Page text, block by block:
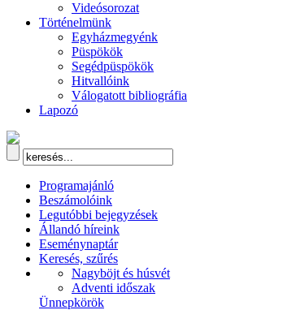
Videósorozat
Történelmünk
Egyházmegyénk
Püspökök
Segédpüspökök
Hitvallóink
Válogatott bibliográfia
Lapozó
Programajánló
Beszámolóink
Legutóbbi bejegyzések
Állandó híreink
Eseménynaptár
Keresés, szűrés
Nagyböjt és húsvét
Adventi időszak
Ünnepkörök